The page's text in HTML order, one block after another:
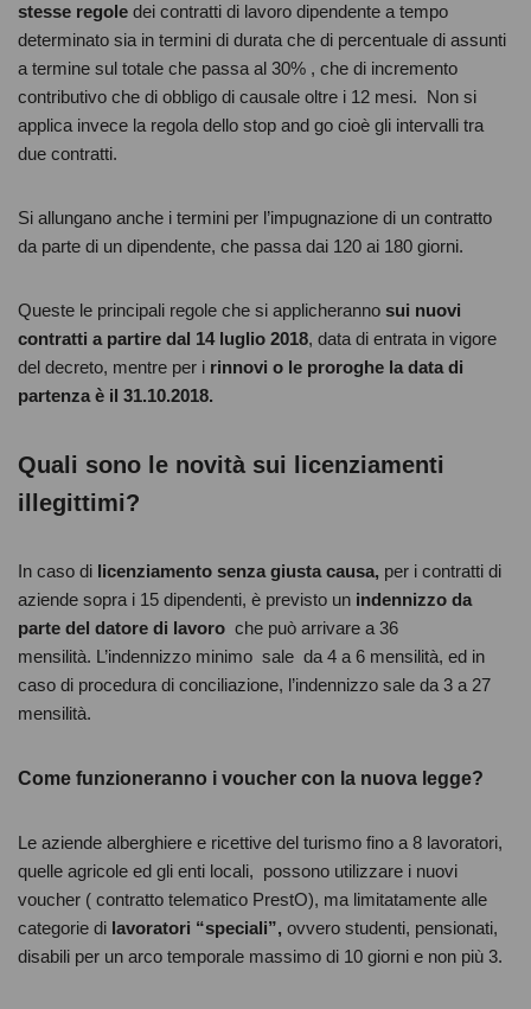
stesse regole dei contratti di lavoro dipendente a tempo
determinato sia in termini di durata che di percentuale di assunti
a termine sul totale che passa al 30% , che di incremento
contributivo che di obbligo di causale oltre i 12 mesi. Non si
applica invece la regola dello stop and go cioè gli intervalli tra
due contratti.
Si allungano anche i termini per l’impugnazione di un contratto
da parte di un dipendente, che passa dai 120 ai 180 giorni.
Queste le principali regole che si applicheranno sui nuovi
contratti a partire dal 14 luglio 2018, data di entrata in vigore
del decreto, mentre per i rinnovi o le proroghe la data di
partenza è il 31.10.2018.
Quali sono le novità sui licenziamenti
illegittimi?
In caso di licenziamento senza giusta causa, per i contratti di
aziende sopra i 15 dipendenti, è previsto un indennizzo da
parte del datore di lavoro che può arrivare a 36
mensilità. L’indennizzo minimo sale da 4 a 6 mensilità, ed in
caso di procedura di conciliazione, l’indennizzo sale da 3 a 27
mensilità.
Come funzioneranno i voucher con la nuova legge?
Le aziende alberghiere e ricettive del turismo fino a 8 lavoratori,
quelle agricole ed gli enti locali, possono utilizzare i nuovi
voucher ( contratto telematico PrestO), ma limitatamente alle
categorie di lavoratori “speciali”, ovvero studenti, pensionati,
disabili per un arco temporale massimo di 10 giorni e non più 3.